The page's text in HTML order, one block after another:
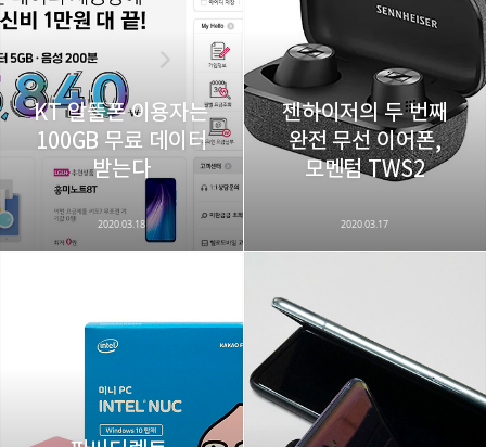
KT 알뜰폰 이용자는
100GB 무료 데이터
받는다
2020.03.18
젠하이저의 두 번째
완전 무선 이어폰,
모멘텀 TWS2
2020.03.17